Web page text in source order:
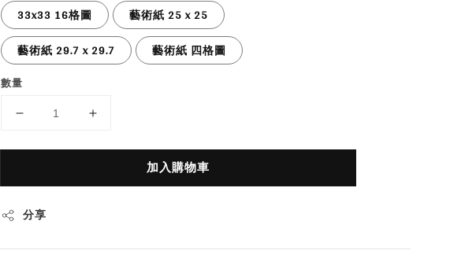
33x33 16格圖
藝術紙 25 x 25
藝術紙 29.7 x 29.7
藝術紙 四格圖
數量
加入購物車
分享